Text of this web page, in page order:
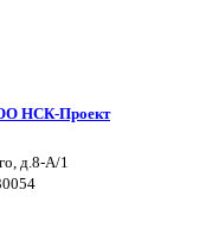
НСК-Проект
д.8-А/1